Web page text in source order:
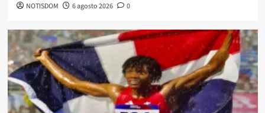
NOTISDOM 6 agosto 2026 0